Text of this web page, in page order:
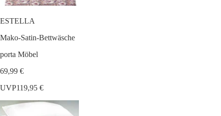
ESTELLA
Mako-Satin-Bettwäsche
porta Möbel
69,99 €
UVP119,95 €